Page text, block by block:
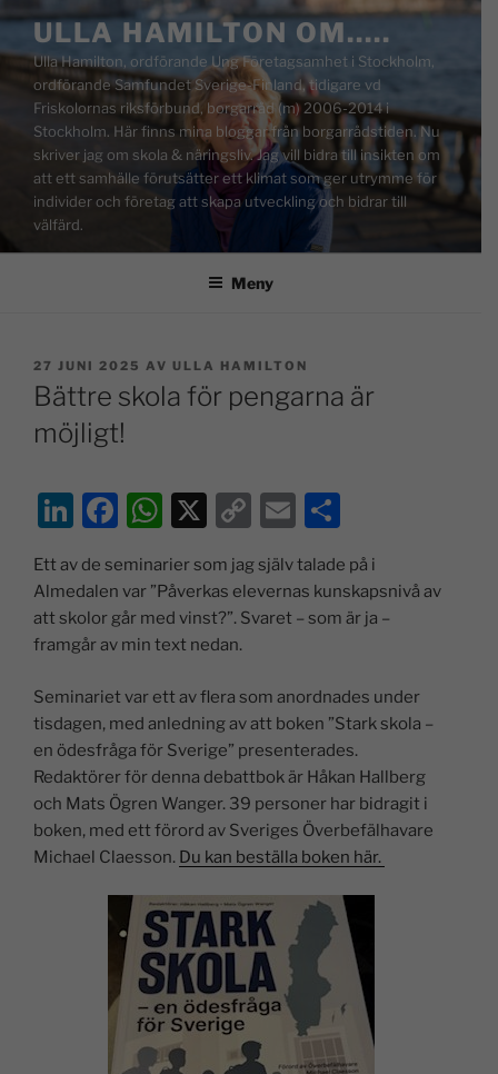
ULLA HAMILTON OM…..
Ulla Hamilton, ordförande Ung Företagsamhet i Stockholm,
ordförande Samfundet Sverige-Finland, tidigare vd
Friskolornas riksförbund, borgarråd (m) 2006-2014 i
Stockholm. Här finns mina bloggar från borgarrådstiden. Nu
skriver jag om skola & näringsliv. Jag vill bidra till insikten om
att ett samhälle förutsätter ett klimat som ger utrymme för
individer och företag att skapa utveckling och bidrar till
välfärd.
Meny
27 JUNI 2025 AV ULLA HAMILTON
Bättre skola för pengarna är
möjligt!
Li
k
e
dI
n
F
c
e
b
o
o
k
W
at
s
A
p
p
X
C
p
y
n
k
E
ai
l
el
a
Ett av de seminarier som jag själv talade på i
Almedalen var ”Påverkas elevernas kunskapsnivå av
att skolor går med vinst?”. Svaret – som är ja –
framgår av min text nedan.
Seminariet var ett av flera som anordnades under
tisdagen, med anledning av att boken ”Stark skola –
en ödesfråga för Sverige” presenterades.
Redaktörer för denna debattbok är Håkan Hallberg
och Mats Ögren Wanger. 39 personer har bidragit i
boken, med ett förord av Sveriges Överbefälhavare
Michael Claesson. Du kan beställa boken här.